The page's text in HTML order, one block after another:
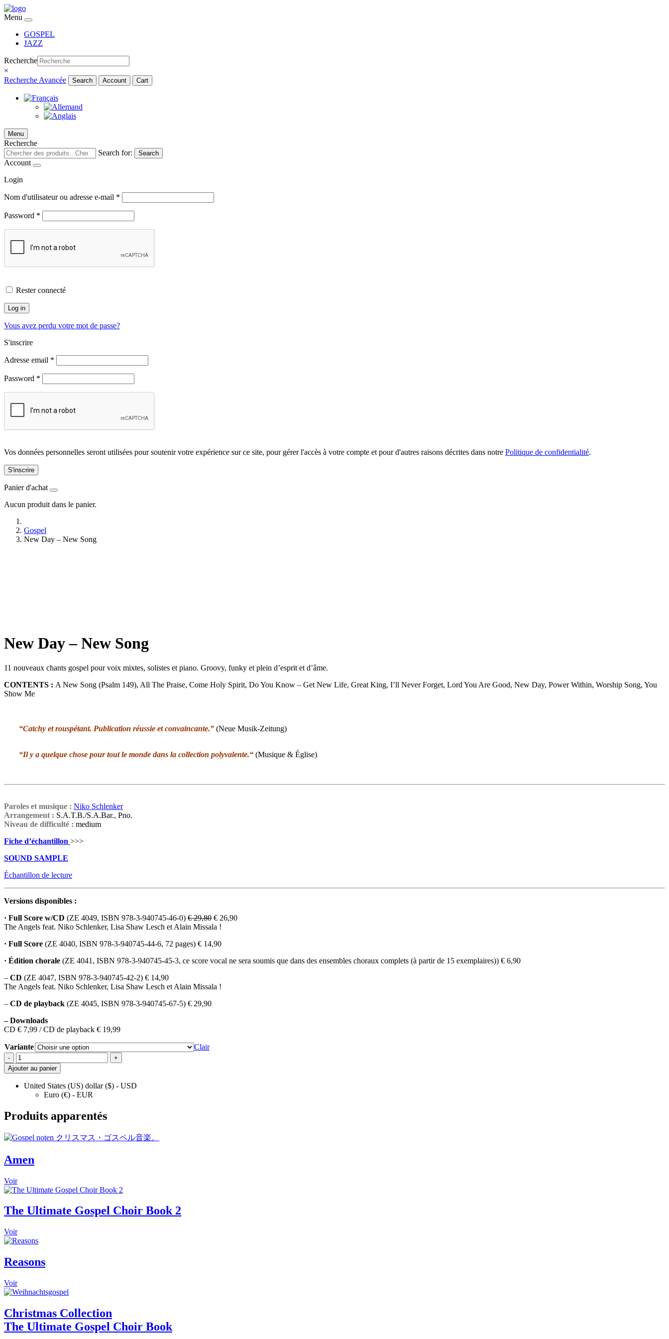
Menu
GOSPEL
JAZZ
Recherche
×
Recherche Avancée
Search Account Cart
Menu
Recherche
Search for:
Search
Account
Login
Nom d'utilisateur ou adresse e-mail *
Password *
Rester connecté
Log in
Vous avez perdu votre mot de passe?
S'inscrire
Adresse email *
Password *
Vos données personnelles seront utilisées pour soutenir votre expérience sur ce site, pour gérer l'accès à votre compte et pour d'autres raisons décrites dans notre Politique de confidentialité.
S'inscrire
Panier d'achat
Aucun produit dans le panier.
Gospel
New Day – New Song
New Day – New Song
11 nouveaux chants gospel pour voix mixtes, solistes et piano. Groovy, funky et plein d’esprit et d’âme.
CONTENTS : A New Song (Psalm 149), All The Praise, Come Holy Spirit, Do You Know – Get New Life, Great King, I’ll Never Forget, Lord You Are Good, New Day, Power Within, Worship Song, You
Show Me
“Catchy et rouspétant. Publication réussie et convaincante.” (Neue Musik-Zeitung)
“Il y a quelque chose pour tout le monde dans la collection polyvalente.“ (Musique & Église)
Paroles et musique : Niko Schlenker
Arrangement : S.A.T.B./S.A.Bar., Pno.
Niveau de difficulté : medium
Fiche d’échantillon >>>
SOUND SAMPLE
Échantillon de lecture
Versions disponibles :
· Full Score w/CD (ZE 4049, ISBN 978-3-940745-46-0) € 29,80 € 26,90
The Angels feat. Niko Schlenker, Lisa Shaw Lesch et Alain Missala !
· Full Score (ZE 4040, ISBN 978-3-940745-44-6, 72 pages) € 14,90
· Édition chorale (ZE 4041, ISBN 978-3-940745-45-3, ce score vocal ne sera soumis que dans des ensembles choraux complets (à partir de 15 exemplaires)) € 6,90
– CD (ZE 4047, ISBN 978-3-940745-42-2) € 14,90
The Angels feat. Niko Schlenker, Lisa Shaw Lesch et Alain Missala !
– CD de playback (ZE 4045, ISBN 978-3-940745-67-5) € 29,90
–Downloads
CD € 7,99 / CD de playback € 19,99
Variante Clair
-
New
Day
-
New
+
Ajouter au panier
United States (US) dollar ($) - USD
Euro (€) - EUR
Produits apparentés
Amen
VoirThis
product
multiple
variants.
options
may
chosen
on
product
page
The Ultimate Gospel Choir Book 2
Voir
Reasons
VoirThis
product
multiple
variants.
The
Christmas Collection
The Ultimate Gospel Choir Book